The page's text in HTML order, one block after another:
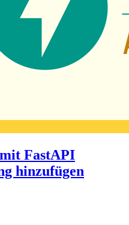
FastAPI
hinzufügen